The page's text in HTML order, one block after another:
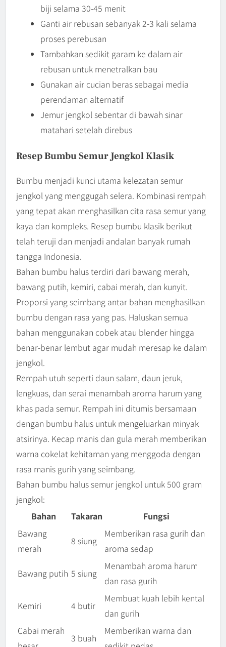
biji selama 30-45 menit
Ganti air rebusan sebanyak 2-3 kali selama
proses perebusan
Tambahkan sedikit garam ke dalam air
rebusan untuk menetralkan bau
Gunakan air cucian beras sebagai media
perendaman alternatif
Jemur jengkol sebentar di bawah sinar
matahari setelah direbus
Resep Bumbu Semur Jengkol Klasik
Bumbu menjadi kunci utama kelezatan semur
jengkol yang menggugah selera. Kombinasi rempah
yang tepat akan menghasilkan cita rasa semur yang
kaya dan kompleks. Resep bumbu klasik berikut
telah teruji dan menjadi andalan banyak rumah
tangga Indonesia.
Bahan bumbu halus terdiri dari bawang merah,
bawang putih, kemiri, cabai merah, dan kunyit.
Proporsi yang seimbang antar bahan menghasilkan
bumbu dengan rasa yang pas. Haluskan semua
bahan menggunakan cobek atau blender hingga
benar-benar lembut agar mudah meresap ke dalam
jengkol.
Rempah utuh seperti daun salam, daun jeruk,
lengkuas, dan serai menambah aroma harum yang
khas pada semur. Rempah ini ditumis bersamaan
dengan bumbu halus untuk mengeluarkan minyak
atsirinya. Kecap manis dan gula merah memberikan
warna cokelat kehitaman yang menggoda dengan
rasa manis gurih yang seimbang.
Bahan bumbu halus semur jengkol untuk 500 gram
jengkol:
Bahan
Takaran
Fungsi
Bawang
merah
8 siung
Memberikan rasa gurih dan
aroma sedap
Bawang putih 5 siung
Menambah aroma harum
dan rasa gurih
Kemiri 4 butir
Membuat kuah lebih kental
dan gurih
Cabai merah
3 buah
Memberikan warna dan